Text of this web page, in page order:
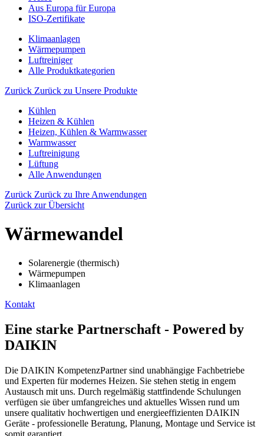
Aus Europa für Europa
ISO-Zertifikate
Klimaanlagen
Wärmepumpen
Luftreiniger
Alle Produktkategorien
Zurück Zurück zu Unsere Produkte
Kühlen
Heizen & Kühlen
Heizen, Kühlen & Warmwasser
Warmwasser
Luftreinigung
Lüftung
Alle Anwendungen
Zurück Zurück zu Ihre Anwendungen
Zurück zur Übersicht
Wärmewandel
Solarenergie (thermisch)
Wärmepumpen
Klimaanlagen
Kontakt
Eine starke Partnerschaft - Powered by
DAIKIN
Die DAIKIN KompetenzPartner sind unabhängige Fachbetriebe
und Experten für modernes Heizen. Sie stehen stetig in engem
Austausch mit uns. Durch regelmäßig stattfindende Schulungen
verfügen sie über umfangreiches und aktuelles Wissen rund um
unsere qualitativ hochwertigen und energieeffizienten DAIKIN
Geräte - professionelle Beratung, Planung, Montage und Service ist
somit garantiert.